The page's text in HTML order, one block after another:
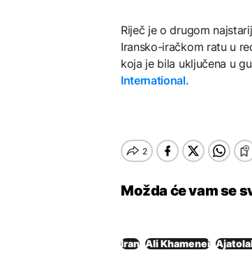
Riječ je o drugom
Iransko-iračkom ratu u
koja je bila uključena u
International.
Možda će vam se
Iran Ali Khamenei